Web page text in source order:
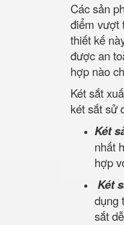
Các sản
điểm vượt
thiết kế
được an
hợp nào
Két sắt
két sắt sử
Két
nhất
hợp
Két
dụng
sắt